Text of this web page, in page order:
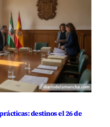
destinos el 26 de